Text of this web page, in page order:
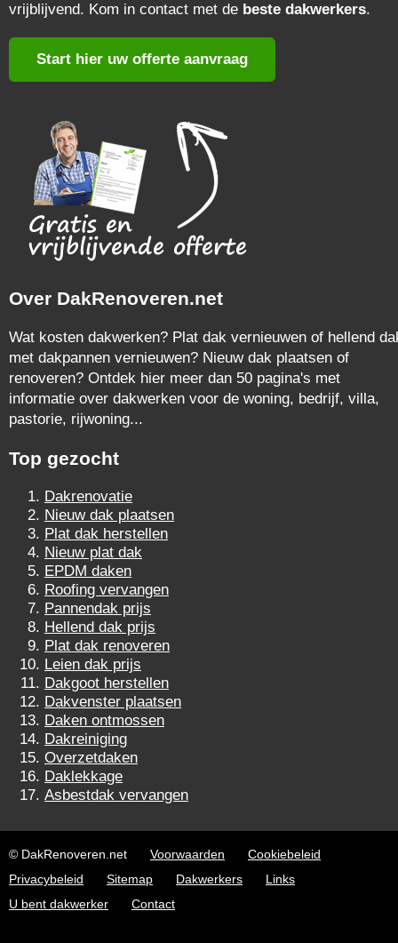
vrijblijvend. Kom in contact met de beste dakwerkers.
Start hier uw offerte aanvraag
Over DakRenoveren.net
Wat kosten dakwerken? Plat dak vernieuwen of hellend
met dakpannen vernieuwen? Nieuw dak plaatsen of
renoveren? Ontdek hier meer dan 50 pagina's met
informatie over dakwerken voor de woning, bedrijf, villa,
pastorie, rijwoning...
Top gezocht
Dakrenovatie
Nieuw dak plaatsen
Plat dak herstellen
Nieuw plat dak
EPDM daken
Roofing vervangen
Pannendak prijs
Hellend dak prijs
Plat dak renoveren
Leien dak prijs
Dakgoot herstellen
Dakvenster plaatsen
Daken ontmossen
Dakreiniging
Overzetdaken
Daklekkage
Asbestdak vervangen
© DakRenoveren.net Voorwaarden
Cookiebeleid
Privacybeleid
Sitemap Dakwerkers
Links
U bent dakwerker
Contact